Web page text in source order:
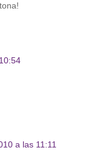
a las 11:11